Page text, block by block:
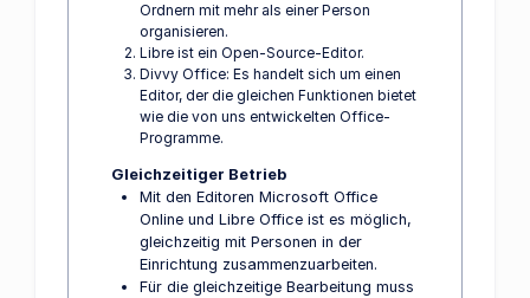
Ordnern mit mehr als einer Person
organisieren.
Libre ist ein Open-Source-Editor.
Divvy Office: Es handelt sich um einen
Editor, der die gleichen Funktionen bietet
wie die von uns entwickelten Office-
Programme.
Gleichzeitiger Betrieb
Mit den Editoren Microsoft Office
Online und Libre Office ist es möglich,
gleichzeitig mit Personen in der
Einrichtung zusammenzuarbeiten.
Für die gleichzeitige Bearbeitung muss